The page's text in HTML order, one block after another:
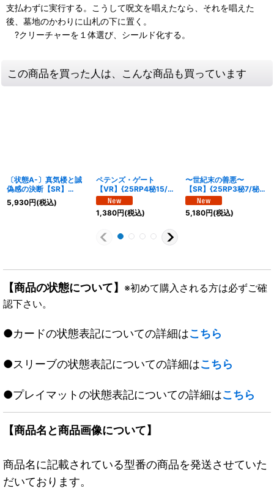
支払わずに実行する。こうして呪文を唱えたなら、それを唱えた
後、墓地のかわりに山札の下に置く。
?クリーチャーを１体選び、シールド化する。
この商品を買った人は、こんな商品も買っています
〔状態A-〕真気楼と誠
偽感の決断【SR】
{25RP1秘8/秘24}
《多》
5,930円(税込)
ペテンズ・ゲート
【VR】{25RP4秘15/秘
24}《多》
1,380円(税込)
〜世紀末の善悪〜
【SR】{25RP3秘7/秘
24}《多》
5,180円(税込)
【商品の状態について】 ※初めて購入される方は必ずご確
認下さい。
●カードの状態表記についての詳細はこちら
●スリーブの状態表記についての詳細はこちら
●プレイマットの状態表記についての詳細はこちら
【商品名と商品画像について】
商品名に記載されている型番の商品を発送させていた
だいております。